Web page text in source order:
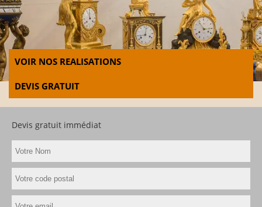
VOIR NOS REALISATIONS
DEVIS GRATUIT
Devis gratuit immédiat